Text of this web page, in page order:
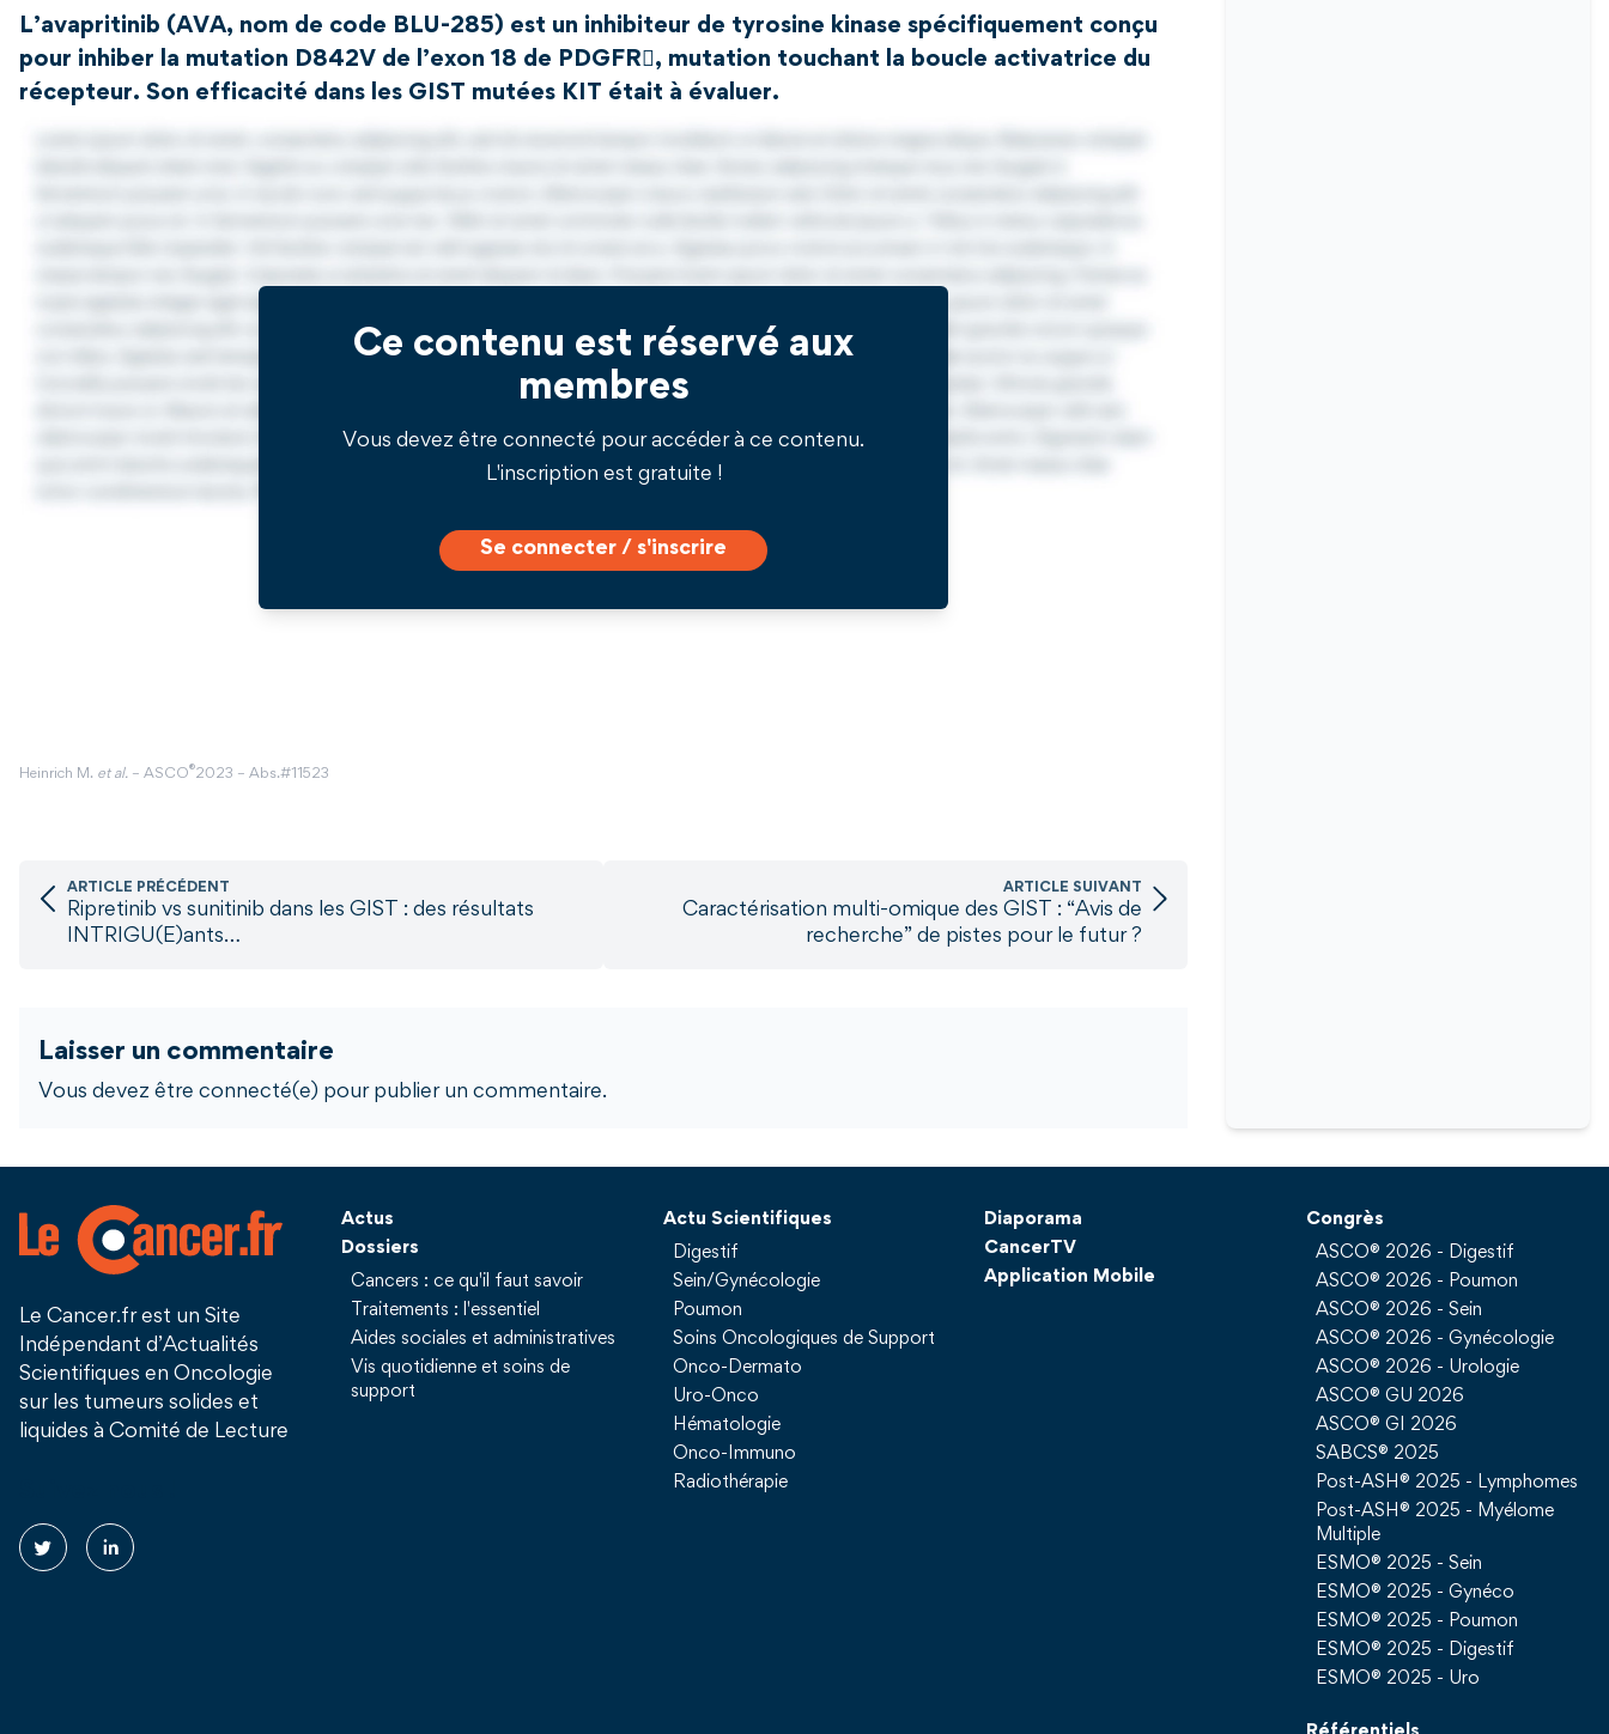
L’avapritinib (AVA, nom de code BLU-285) est un inhibiteur de tyrosine kinase spécifiquement conçu
pour inhiber la mutation D842V de l’exon 18 de PDGFR, mutation touchant la boucle activatrice du
récepteur. Son efficacité dans les GIST mutées KIT était à évaluer.
Ce contenu est réservé aux
membres
Vous devez être connecté pour accéder à ce contenu.
L'inscription est gratuite !
Se connecter / s'inscrire
Heinrich M. et al. – ASCO®2023 – Abs.#11523
ARTICLE PRÉCÉDENT
Ripretinib vs sunitinib dans les GIST : des résultats
INTRIGU(E)ants…
ARTICLE SUIVANT
Caractérisation multi-omique des GIST : “Avis de
recherche” de pistes pour le futur ?
Laisser un commentaire
Vous devez être connecté(e) pour publier un commentaire.
Le Cancer.fr est un Site
Indépendant d’Actualités
Scientifiques en Oncologie
sur les tumeurs solides et
liquides à Comité de Lecture
Actus
Dossiers
Cancers : ce qu'il faut savoir
Traitements : l'essentiel
Aides sociales et administratives
Vis quotidienne et soins de
support
Actu Scientifiques
Digestif
Sein/Gynécologie
Poumon
Soins Oncologiques de Support
Onco-Dermato
Uro-Onco
Hématologie
Onco-Immuno
Radiothérapie
Diaporama
CancerTV
Application Mobile
Congrès
ASCO® 2026 - Digestif
ASCO® 2026 - Poumon
ASCO® 2026 - Sein
ASCO® 2026 - Gynécologie
ASCO® 2026 - Urologie
ASCO® GU 2026
ASCO® GI 2026
SABCS® 2025
Post-ASH® 2025 - Lymphomes
Post-ASH® 2025 - Myélome
Multiple
ESMO® 2025 - Sein
ESMO® 2025 - Gynéco
ESMO® 2025 - Poumon
ESMO® 2025 - Digestif
ESMO® 2025 - Uro